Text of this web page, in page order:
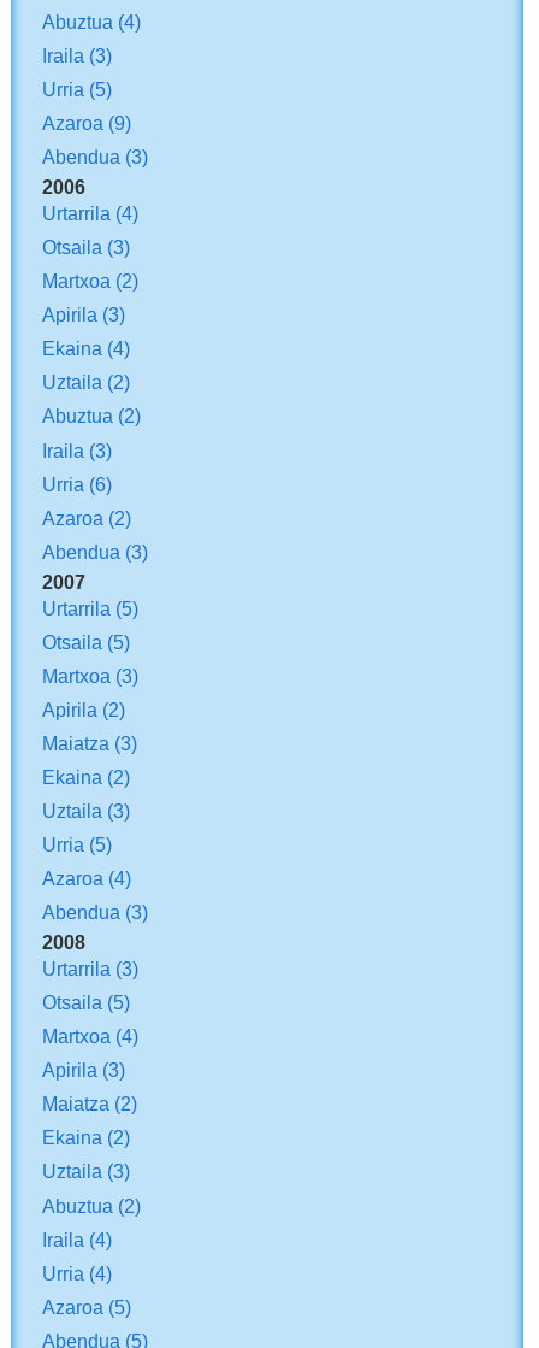
Abuztua (4)
Iraila (3)
Urria (5)
Azaroa (9)
Abendua (3)
2006
Urtarrila (4)
Otsaila (3)
Martxoa (2)
Apirila (3)
Ekaina (4)
Uztaila (2)
Abuztua (2)
Iraila (3)
Urria (6)
Azaroa (2)
Abendua (3)
2007
Urtarrila (5)
Otsaila (5)
Martxoa (3)
Apirila (2)
Maiatza (3)
Ekaina (2)
Uztaila (3)
Urria (5)
Azaroa (4)
Abendua (3)
2008
Urtarrila (3)
Otsaila (5)
Martxoa (4)
Apirila (3)
Maiatza (2)
Ekaina (2)
Uztaila (3)
Abuztua (2)
Iraila (4)
Urria (4)
Azaroa (5)
Abendua (5)